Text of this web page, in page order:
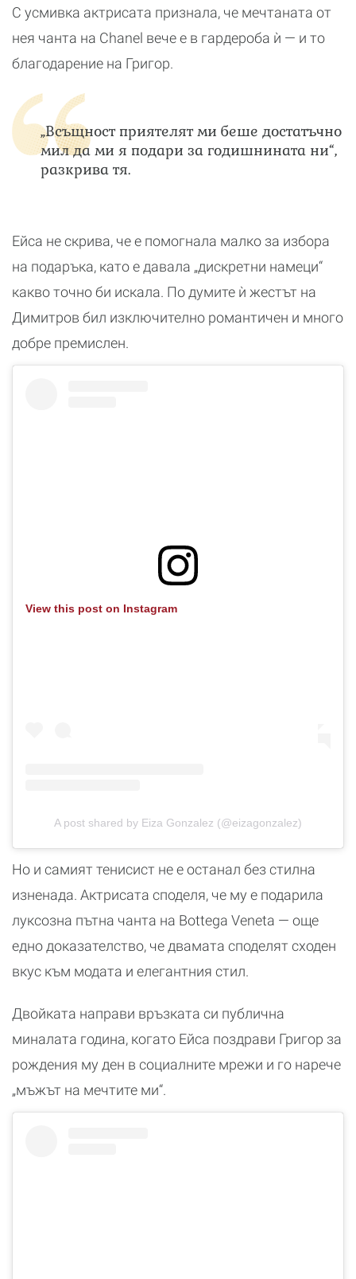
С усмивка актрисата признала, че мечтаната от
нея чанта на Chanel вече е в гардероба ѝ — и то
благодарение на Григор.
„Всъщност приятелят ми беше достатъчно
мил да ми я подари за годишнината ни“,
разкрива тя.
Ейса не скрива, че е помогнала малко за избора
на подаръка, като е давала „дискретни намеци“
какво точно би искала. По думите ѝ жестът на
Димитров бил изключително романтичен и много
добре премислен.
View this post on Instagram
A post shared by Eiza Gonzalez (@eizagonzalez)
Но и самият тенисист не е останал без стилна
изненада. Актрисата споделя, че му е подарила
луксозна пътна чанта на Bottega Veneta — още
едно доказателство, че двамата споделят сходен
вкус към модата и елегантния стил.
Двойката направи връзката си публична
миналата година, когато Ейса поздрави Григор за
рождения му ден в социалните мрежи и го нарече
„мъжът на мечтите ми“.